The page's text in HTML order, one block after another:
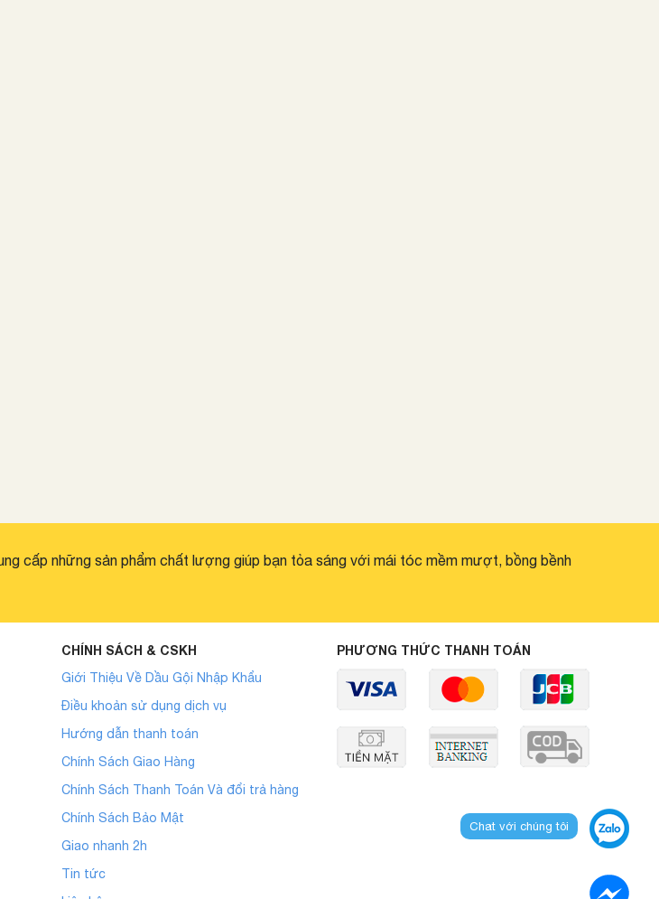
cấp những sản phẩm chất lượng giúp bạn tỏa sáng với mái tóc mềm mượt, bồng bềnh
CHÍNH SÁCH & CSKH
Giới Thiệu Về Dầu Gội Nhập Khẩu
Điều khoản sử dụng dịch vụ
Hướng dẫn thanh toán
Chính Sách Giao Hàng
Chính Sách Thanh Toán Và đổi trả hàng
Chính Sách Bảo Mật
Giao nhanh 2h
Tin tức
PHƯƠNG THỨC THANH TOÁN
Chat với chúng tôi